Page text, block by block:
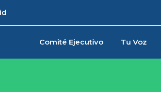
Comité Ejecutivo Tu Voz